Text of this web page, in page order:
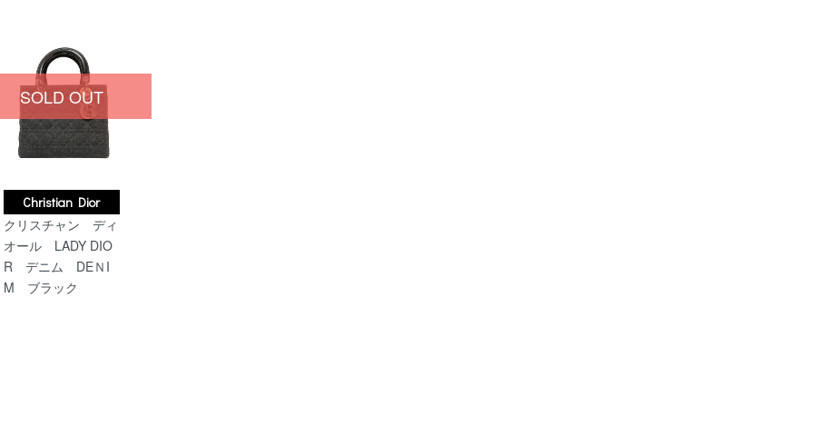
Christian Dior
クリスチャン ディ
オール LADY DIO
R デニム DEＮI
M ブラック
SOLD OUT